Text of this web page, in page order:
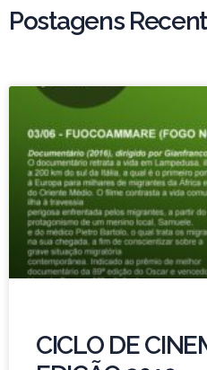
Postagens
CICLO DE